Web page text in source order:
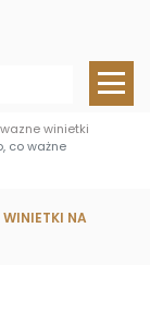
winietki
co ważne
WINIETKI NA